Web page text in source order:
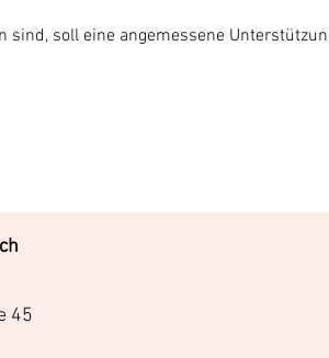
soll eine angemessene
45